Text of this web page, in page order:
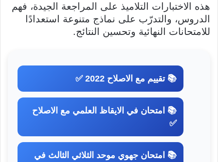
هذه الاختبارات التلاميذ على المراجعة الجيدة، فهم
الدروس، والتدرّب على نماذج متنوعة استعدادًا
للامتحانات النهائية وتحسين النتائج.
📚 تقييم مع الاصلاح 2022 ✅
📚 امتحان في الايقاظ العلمي مع الاصلاح
✅
📚 امتحان جهوي موحد الثلاثي الثالث في